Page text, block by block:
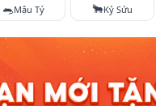
🐀Mậu Tý 🐂Kỷ Sửu